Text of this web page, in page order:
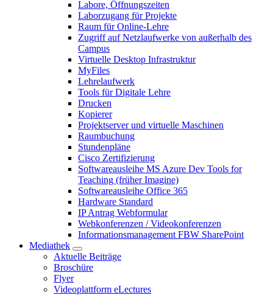
Labore, Öffnungszeiten
Laborzugang für Projekte
Raum für Online-Lehre
Zugriff auf Netzlaufwerke von außerhalb des
Campus
Virtuelle Desktop Infrastruktur
MyFiles
Lehrelaufwerk
Tools für Digitale Lehre
Drucken
Kopierer
Projektserver und virtuelle Maschinen
Raumbuchung
Stundenpläne
Cisco Zertifizierung
Softwareausleihe MS Azure Dev Tools for
Teaching (früher Imagine)
Softwareausleihe Office 365
Hardware Standard
IP Antrag Webformular
Webkonferenzen / Videokonferenzen
Informationsmanagement FBW SharePoint
Mediathek
Aktuelle Beiträge
Broschüre
Flyer
Videoplattform eLectures